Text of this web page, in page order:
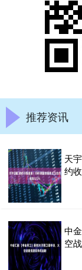
推荐资讯
天
约
中
空